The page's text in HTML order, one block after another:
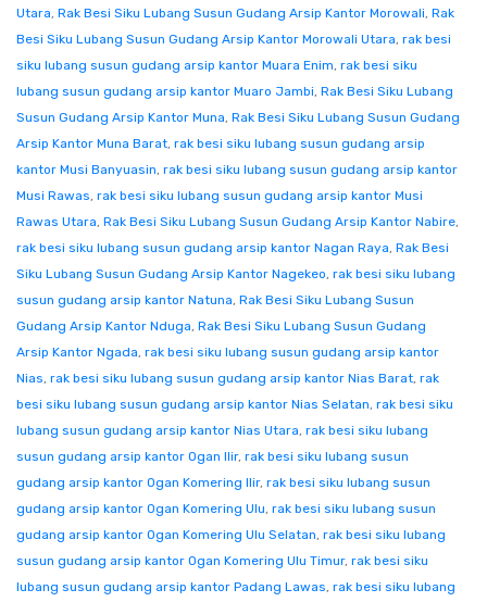
Utara, Rak Besi Siku Lubang Susun Gudang Arsip Kantor Morowali, Rak
Besi Siku Lubang Susun Gudang Arsip Kantor Morowali Utara, rak besi
siku lubang susun gudang arsip kantor Muara Enim, rak besi siku
lubang susun gudang arsip kantor Muaro Jambi, Rak Besi Siku Lubang
Susun Gudang Arsip Kantor Muna, Rak Besi Siku Lubang Susun Gudang
Arsip Kantor Muna Barat, rak besi siku lubang susun gudang arsip
kantor Musi Banyuasin, rak besi siku lubang susun gudang arsip kantor
Musi Rawas, rak besi siku lubang susun gudang arsip kantor Musi
Rawas Utara, Rak Besi Siku Lubang Susun Gudang Arsip Kantor Nabire,
rak besi siku lubang susun gudang arsip kantor Nagan Raya, Rak Besi
Siku Lubang Susun Gudang Arsip Kantor Nagekeo, rak besi siku lubang
susun gudang arsip kantor Natuna, Rak Besi Siku Lubang Susun
Gudang Arsip Kantor Nduga, Rak Besi Siku Lubang Susun Gudang
Arsip Kantor Ngada, rak besi siku lubang susun gudang arsip kantor
Nias, rak besi siku lubang susun gudang arsip kantor Nias Barat, rak
besi siku lubang susun gudang arsip kantor Nias Selatan, rak besi siku
lubang susun gudang arsip kantor Nias Utara, rak besi siku lubang
susun gudang arsip kantor Ogan Ilir, rak besi siku lubang susun
gudang arsip kantor Ogan Komering Ilir, rak besi siku lubang susun
gudang arsip kantor Ogan Komering Ulu, rak besi siku lubang susun
gudang arsip kantor Ogan Komering Ulu Selatan, rak besi siku lubang
susun gudang arsip kantor Ogan Komering Ulu Timur, rak besi siku
lubang susun gudang arsip kantor Padang Lawas, rak besi siku lubang